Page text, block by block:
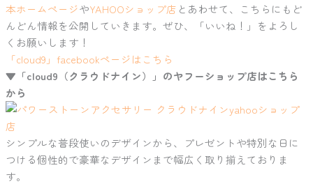
本ホームページやYAHOOショップ店 とあわせて、こちらにもど
んどん情報を公開していきます。ぜひ、「いいね！」をよろし
くお願いします！
「cloud9」facebookページはこちら
▼「cloud9（クラウドナイン）」のヤフーショップ店はこちら
から
シンプルな普段使いのデザインから、プレゼントや特別な日に
つける個性的で豪華なデザインまで幅広く取り揃えておりま
す。